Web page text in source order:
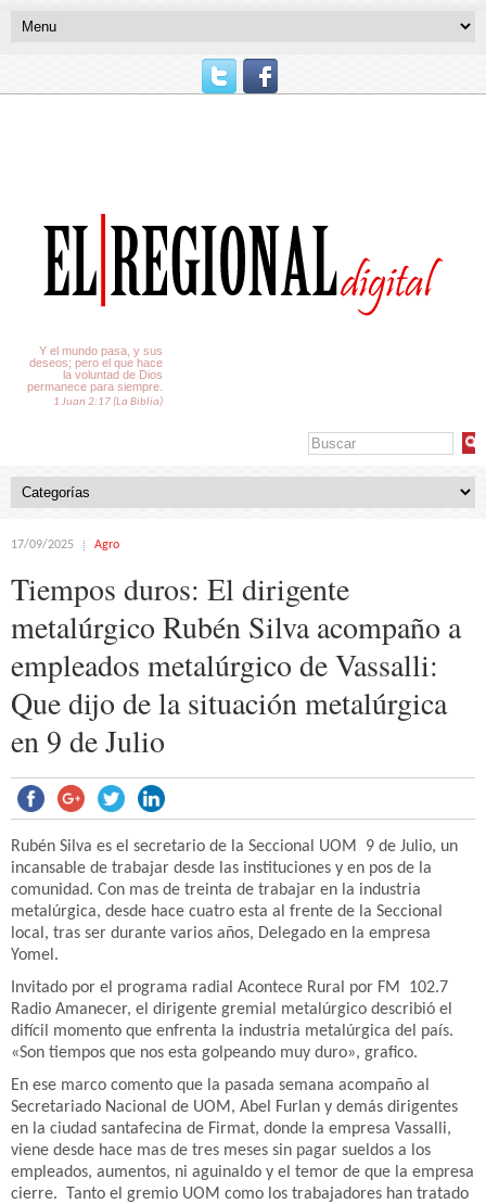
Y el mundo pasa, y sus
deseos; pero el que hace
la voluntad de Dios
permanece para siempre.
1 Juan 2:17 (La Biblia)
17/09/2025 Agro
Tiempos duros: El dirigente
metalúrgico Rubén Silva acompaño a
empleados metalúrgico de Vassalli:
Que dijo de la situación metalúrgica
en 9 de Julio
Rubén Silva es el secretario de la Seccional UOM 9 de Julio, un
incansable de trabajar desde las instituciones y en pos de la
comunidad. Con mas de treinta de trabajar en la industria
metalúrgica, desde hace cuatro esta al frente de la Seccional
local, tras ser durante varios años, Delegado en la empresa
Yomel.
Invitado por el programa radial Acontece Rural por FM 102.7
Radio Amanecer, el dirigente gremial metalúrgico describió el
difícil momento que enfrenta la industria metalúrgica del país.
«Son tiempos que nos esta golpeando muy duro», grafico.
En ese marco comento que la pasada semana acompaño al
Secretariado Nacional de UOM, Abel Furlan y demás dirigentes
en la ciudad santafecina de Firmat, donde la empresa Vassalli,
viene desde hace mas de tres meses sin pagar sueldos a los
empleados, aumentos, ni aguinaldo y el temor de que la empresa
cierre. Tanto el gremio UOM como los trabajadores han tratado